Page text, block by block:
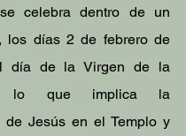
celebra dentro de un
los días 2 de febrero de
día de la Virgen de la
lo que implica la
de Jesús en el Templo y